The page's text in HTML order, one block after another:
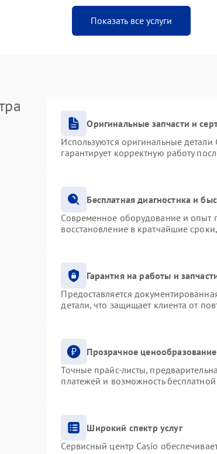
Показать все услуги
Оригинальные запчасти и
Используются оригинальные
гарантирует корректную работу
Бесплатная диагностика и
Современное оборудование и опыт
восстановление в кратчайшие
Гарантия на работы и
Предоставляется
детали, что защищает клиента от
Прозрачное
Точные прайс-листы,
платежей и возможность
Широкий спектр услуг
Сервисный центр Casio